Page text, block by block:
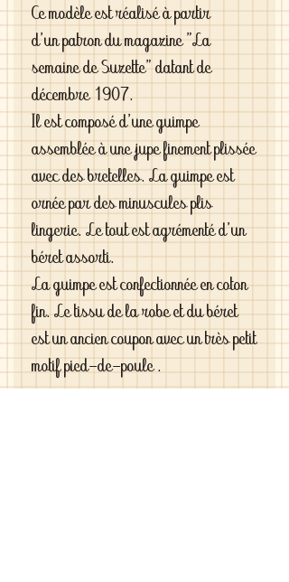
Ce modèle est réalisé à partir
d'un patron du magazine "La
semaine de Suzette" datant de
décembre 1907.
Il est composé d'une guimpe
assemblée à une jupe finement plissée
avec des bretelles. La guimpe est
ornée par des minuscules plis
lingerie. Le tout est agrémenté d'un
béret assorti.
La guimpe est confectionnée en coton
fin. Le tissu de la robe et du béret
est un ancien coupon avec un très petit
motif pied-de-poule .